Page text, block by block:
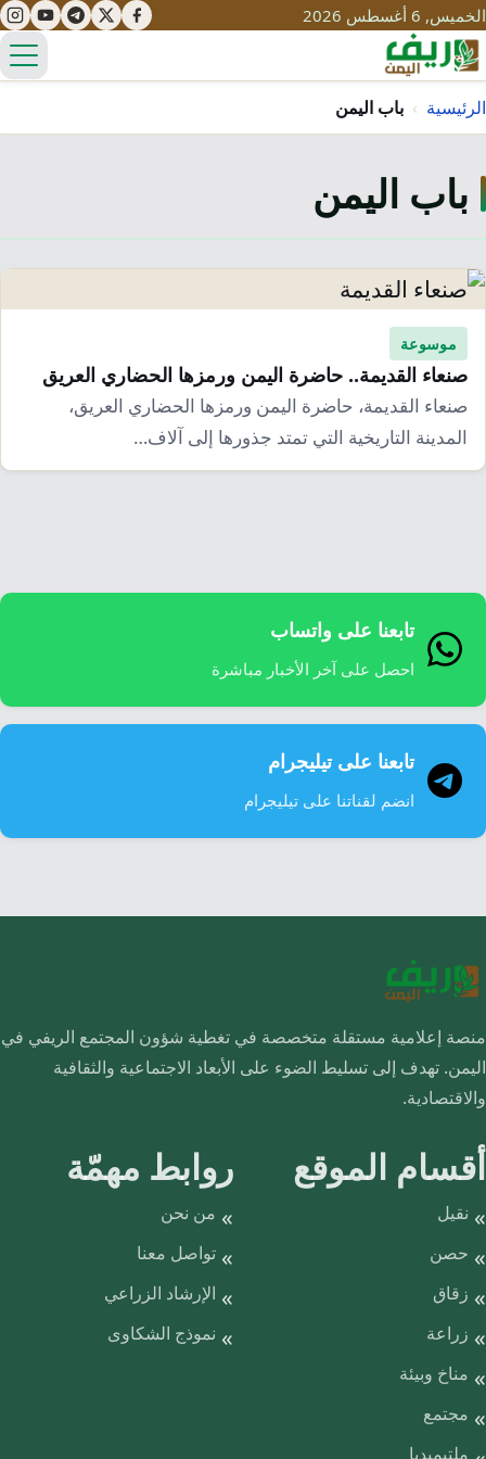
الخميس, 6 أغسطس 2026
تعليم
مياه
طرُق
قصص نجاح
مبادرات
سياحة
تراث
ثقافة
التغير المناخي
محميات
التلوث
تحديات
حلول
نساء
تقارير صور
فيديو
الرئيسية › باب اليمن
باب اليمن
موسوعة
صنعاء القديمة.. حاضرة اليمن ورمزها الحضاري العريق
صنعاء القديمة، حاضرة اليمن ورمزها الحضاري العريق،
المدينة التاريخية التي تمتد جذورها إلى آلاف…
تابعنا على واتساب
احصل على آخر الأخبار مباشرة
تابعنا على تيليجرام
انضم لقناتنا على تيليجرام
منصة إعلامية مستقلة متخصصة في تغطية شؤون المجتمع الريفي في
اليمن. تهدف إلى تسليط الضوء على الأبعاد الاجتماعية والثقافية
والاقتصادية.
أقسام الموقع
نقيل
حصن
زقاق
زراعة
مناخ وبيئة
مجتمع
ملتيميديا
روابط مهمّة
من نحن
تواصل معنا
الإرشاد الزراعي
نموذج الشكاوى